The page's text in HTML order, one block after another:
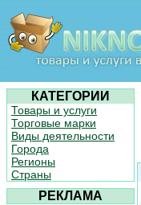
КАТЕГОРИИ
Товары и услуги
Торговые марки
Виды деятельности
Города
Регионы
Страны
РЕКЛАМА